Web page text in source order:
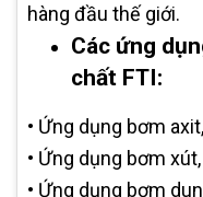
hàng đầu thế giới.
Các ứng
chất FTI:
• Ứng dụng bơm
• Ứng dụng bơm
• Ứng dụng bơm